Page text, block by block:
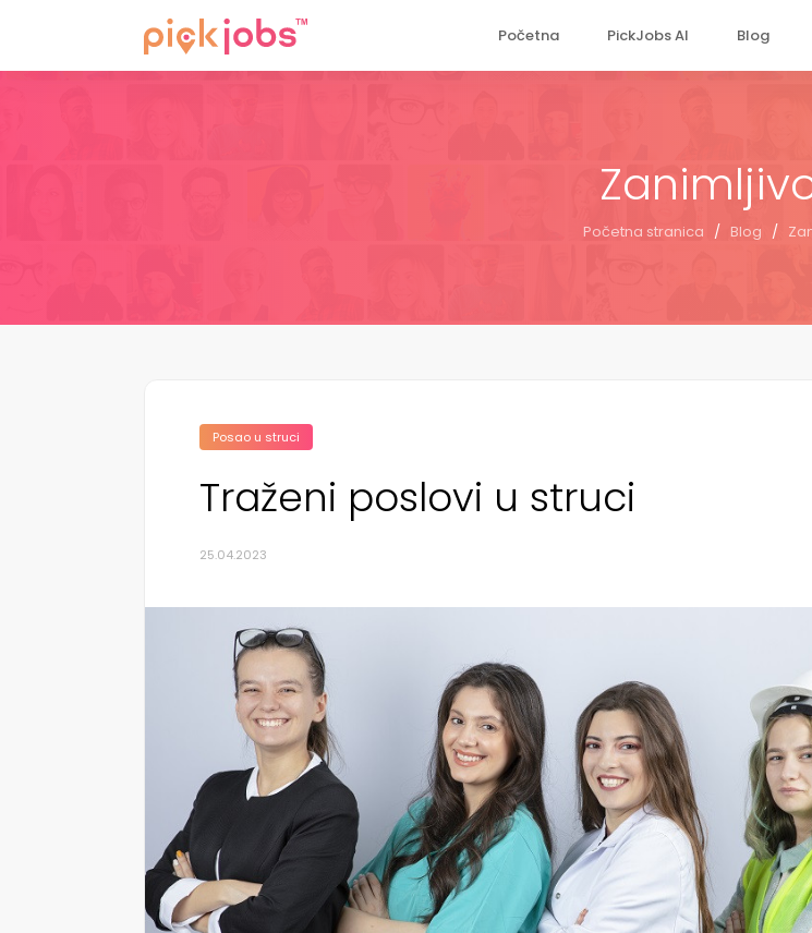
Početna PickJobs AI Blog
Početna stranica / Blog /
Posao u struci
Traženi poslovi u struci
25.04.2023